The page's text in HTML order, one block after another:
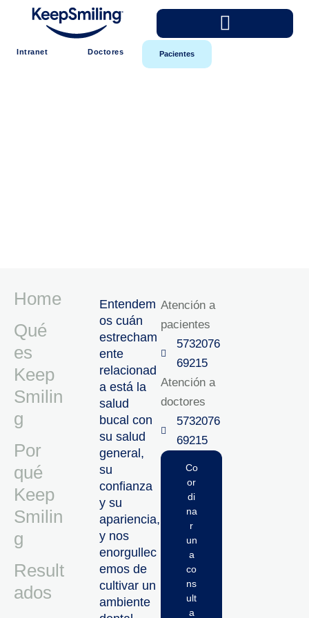
Intranet Doctores Pacientes
Home
Qué
es
Keep
Smilin
g
Por
qué
Keep
Smilin
g
Result
ados
Entendem
os cuán
estrecham
ente
relacionad
a está la
salud
bucal con
su salud
general,
su
confianza
y su
apariencia,
y nos
enorgullec
emos de
cultivar un
ambiente
Atención a
pacientes
5732076
69215‬
Atención a
doctores
5732076
69215‬
Co
or
di
na
r
un
a
co
ns
ult
a